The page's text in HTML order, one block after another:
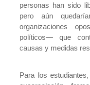
personas han sido
pero aún
organizaciones
políticos— que
causas y medidas
Para los